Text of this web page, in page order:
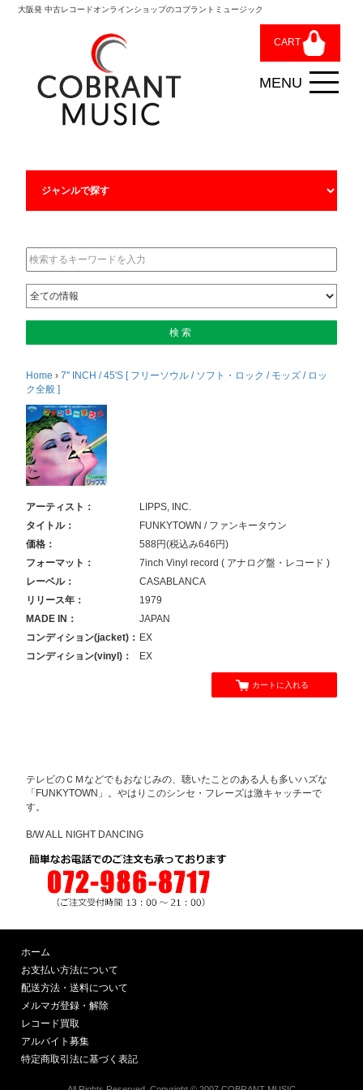
大阪発 中古レコードオンラインショップのコブラントミュージック
CART
Home ›7'' INCH / 45'S [ フリーソウル / ソフト・ロック / モッズ / ロッ
ク全般 ]
アーティスト：
LIPPS, INC.
タイトル：
FUNKYTOWN / ファンキータウン
価格：
588円(税込み646円)
フォーマット：
7inch Vinyl record ( アナログ盤・レコード )
レーベル：
CASABLANCA
リリース年：
1979
MADE IN：
JAPAN
コンディション(jacket)： EX
コンディション(vinyl)：
EX
カートに入れる
テレビのＣＭなどでもおなじみの、聴いたことのある人も多いハズな
「FUNKYTOWN」。やはりこのシンセ・フレーズは激キャッチーで
す。
B/W ALL NIGHT DANCING
ホーム
お支払い方法について
配送方法・送料について
メルマガ登録・解除
レコード買取
アルバイト募集
特定商取引法に基づく表記